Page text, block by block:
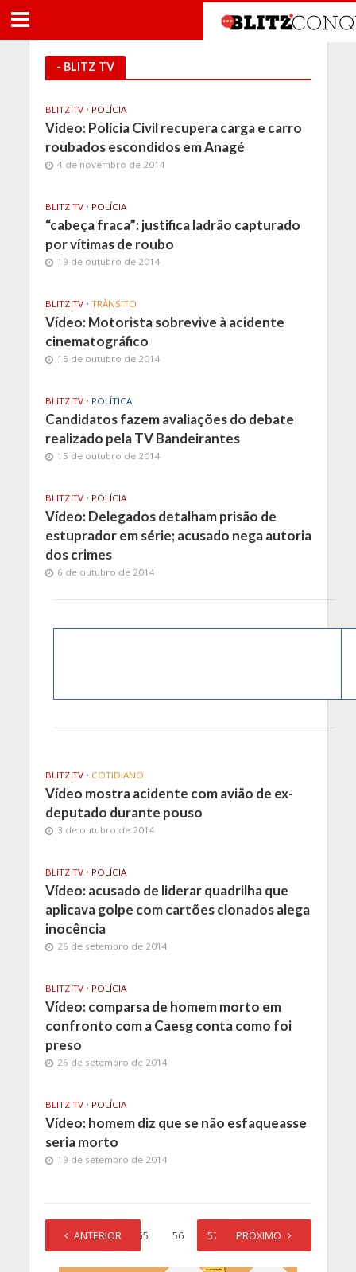
- BLITZ TV
BLITZ TV • POLÍCIA
Vídeo: Polícia Civil recupera carga e carro
roubados escondidos em Anagé
4 de novembro de 2014
BLITZ TV • POLÍCIA
“cabeça fraca”: justifica ladrão capturado
por vítimas de roubo
19 de outubro de 2014
BLITZ TV • TRÂNSITO
Vídeo: Motorista sobrevive à acidente
cinematográfico
15 de outubro de 2014
BLITZ TV • POLÍTICA
Candidatos fazem avaliações do debate
realizado pela TV Bandeirantes
15 de outubro de 2014
BLITZ TV • POLÍCIA
Vídeo: Delegados detalham prisão de
estuprador em série; acusado nega autoria
dos crimes
6 de outubro de 2014
BLITZ TV • COTIDIANO
Vídeo mostra acidente com avião de ex-
deputado durante pouso
3 de outubro de 2014
BLITZ TV • POLÍCIA
Vídeo: acusado de liderar quadrilha que
aplicava golpe com cartões clonados alega
inocência
26 de setembro de 2014
BLITZ TV • POLÍCIA
Vídeo: comparsa de homem morto em
confronto com a Caesg conta como foi
preso
26 de setembro de 2014
BLITZ TV • POLÍCIA
Vídeo: homem diz que se não esfaqueasse
seria morto
19 de setembro de 2014
ANTERIOR
1 … 55 56 57 58 59
PRÓXIMO